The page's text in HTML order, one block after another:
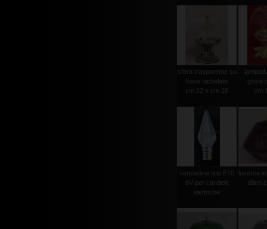
sfera trasparente su
base nichelate
cm.22 x cm.16
giove
lampadina tipo E10
6V per candele
elettriche
lucerna